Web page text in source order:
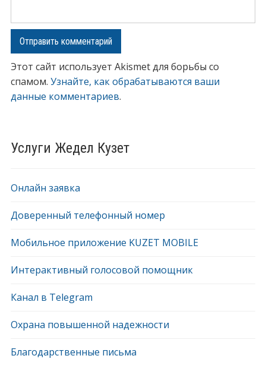
Услуги Жедел Кузет
Онлайн заявка
Доверенный телефонный номер
Мобильное приложение KUZET MOBILE
Интерактивный голосовой помощник
Канал в Telegram
Охрана повышенной надежности
Благодарственные письма
Этот сайт использует Akismet для борьбы со
спамом. Узнайте, как обрабатываются ваши
данные комментариев.